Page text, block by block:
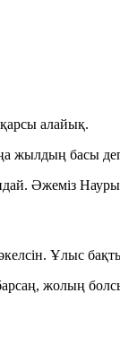
алайық.
жылдың басы
Әжеміз
Ұлыс
жолың